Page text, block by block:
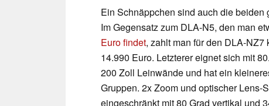
Ein Schnäppchen sind auch die
Im Gegensatz zum DLA-N5, den man
Euro findet, zahlt man für den DLA-
14.990 Euro. Letzterer eignet sich mit
200 Zoll Leinwände und hat ein
Gruppen. 2x Zoom und optischer
eingeschränkt mit 80 Grad vertikal und